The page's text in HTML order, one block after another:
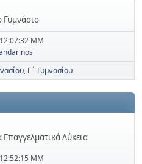
12:07:32 ΜΜ
Γ΄ Γυμνασίου
Λύκεια
12:52:15 ΜΜ